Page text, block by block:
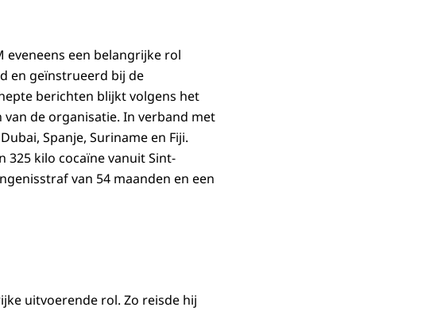
eveneens een belangrijke rol
en geïnstrueerd bij de
berichten blijkt volgens het
de organisatie. In verband met
Spanje, Suriname en Fiji.
325 kilo cocaïne vanuit Sint-
van 54 maanden en een
uitvoerende rol. Zo reisde hij